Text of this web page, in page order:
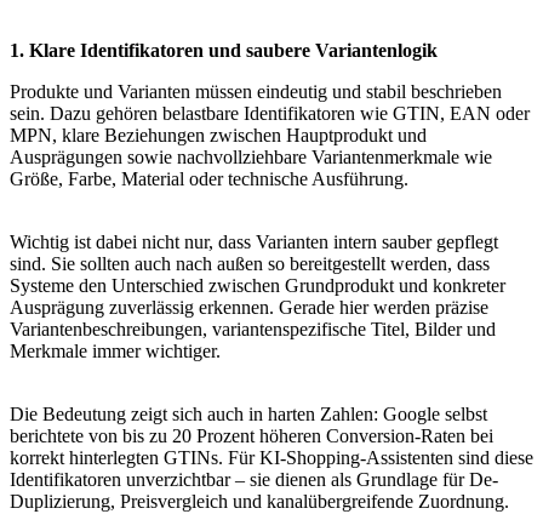
1. Klare Identifikatoren und saubere Variantenlogik
Produkte und Varianten müssen eindeutig und stabil beschrieben
sein. Dazu gehören belastbare Identifikatoren wie GTIN, EAN oder
MPN, klare Beziehungen zwischen Hauptprodukt und
Ausprägungen sowie nachvollziehbare Variantenmerkmale wie
Größe, Farbe, Material oder technische Ausführung.
Wichtig ist dabei nicht nur, dass Varianten intern sauber gepflegt
sind. Sie sollten auch nach außen so bereitgestellt werden, dass
Systeme den Unterschied zwischen Grundprodukt und konkreter
Ausprägung zuverlässig erkennen. Gerade hier werden präzise
Variantenbeschreibungen, variantenspezifische Titel, Bilder und
Merkmale immer wichtiger.
Die Bedeutung zeigt sich auch in harten Zahlen: Google selbst
berichtete von bis zu 20 Prozent höheren Conversion-Raten bei
korrekt hinterlegten GTINs. Für KI-Shopping-Assistenten sind diese
Identifikatoren unverzichtbar – sie dienen als Grundlage für De-
Duplizierung, Preisvergleich und kanalübergreifende Zuordnung.